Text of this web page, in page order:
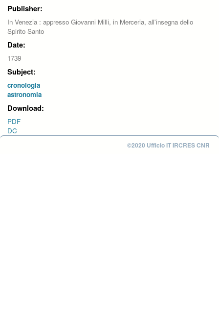
Publisher:
In Venezia : appresso Giovanni Milli, in Merceria, all'insegna dello
Spirito Santo
Date:
1739
Subject:
cronologia
astronomia
Download:
PDF
DC
©2020 Ufficio IT IRCRES CNR